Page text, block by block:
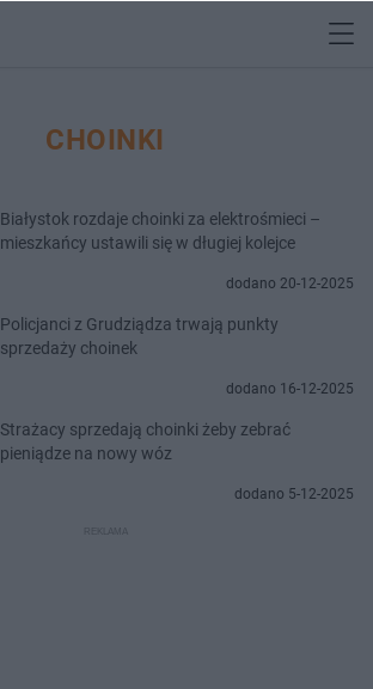
CHOINKI
Białystok rozdaje choinki za elektrośmieci –
mieszkańcy ustawili się w długiej kolejce
dodano 20-12-2025
Policjanci z Grudziądza trwają punkty
sprzedaży choinek
dodano 16-12-2025
Strażacy sprzedają choinki żeby zebrać
pieniądze na nowy wóz
dodano 5-12-2025